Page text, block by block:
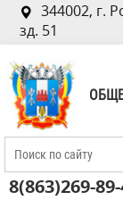
344002, г.
зд. 51
8(863)269-